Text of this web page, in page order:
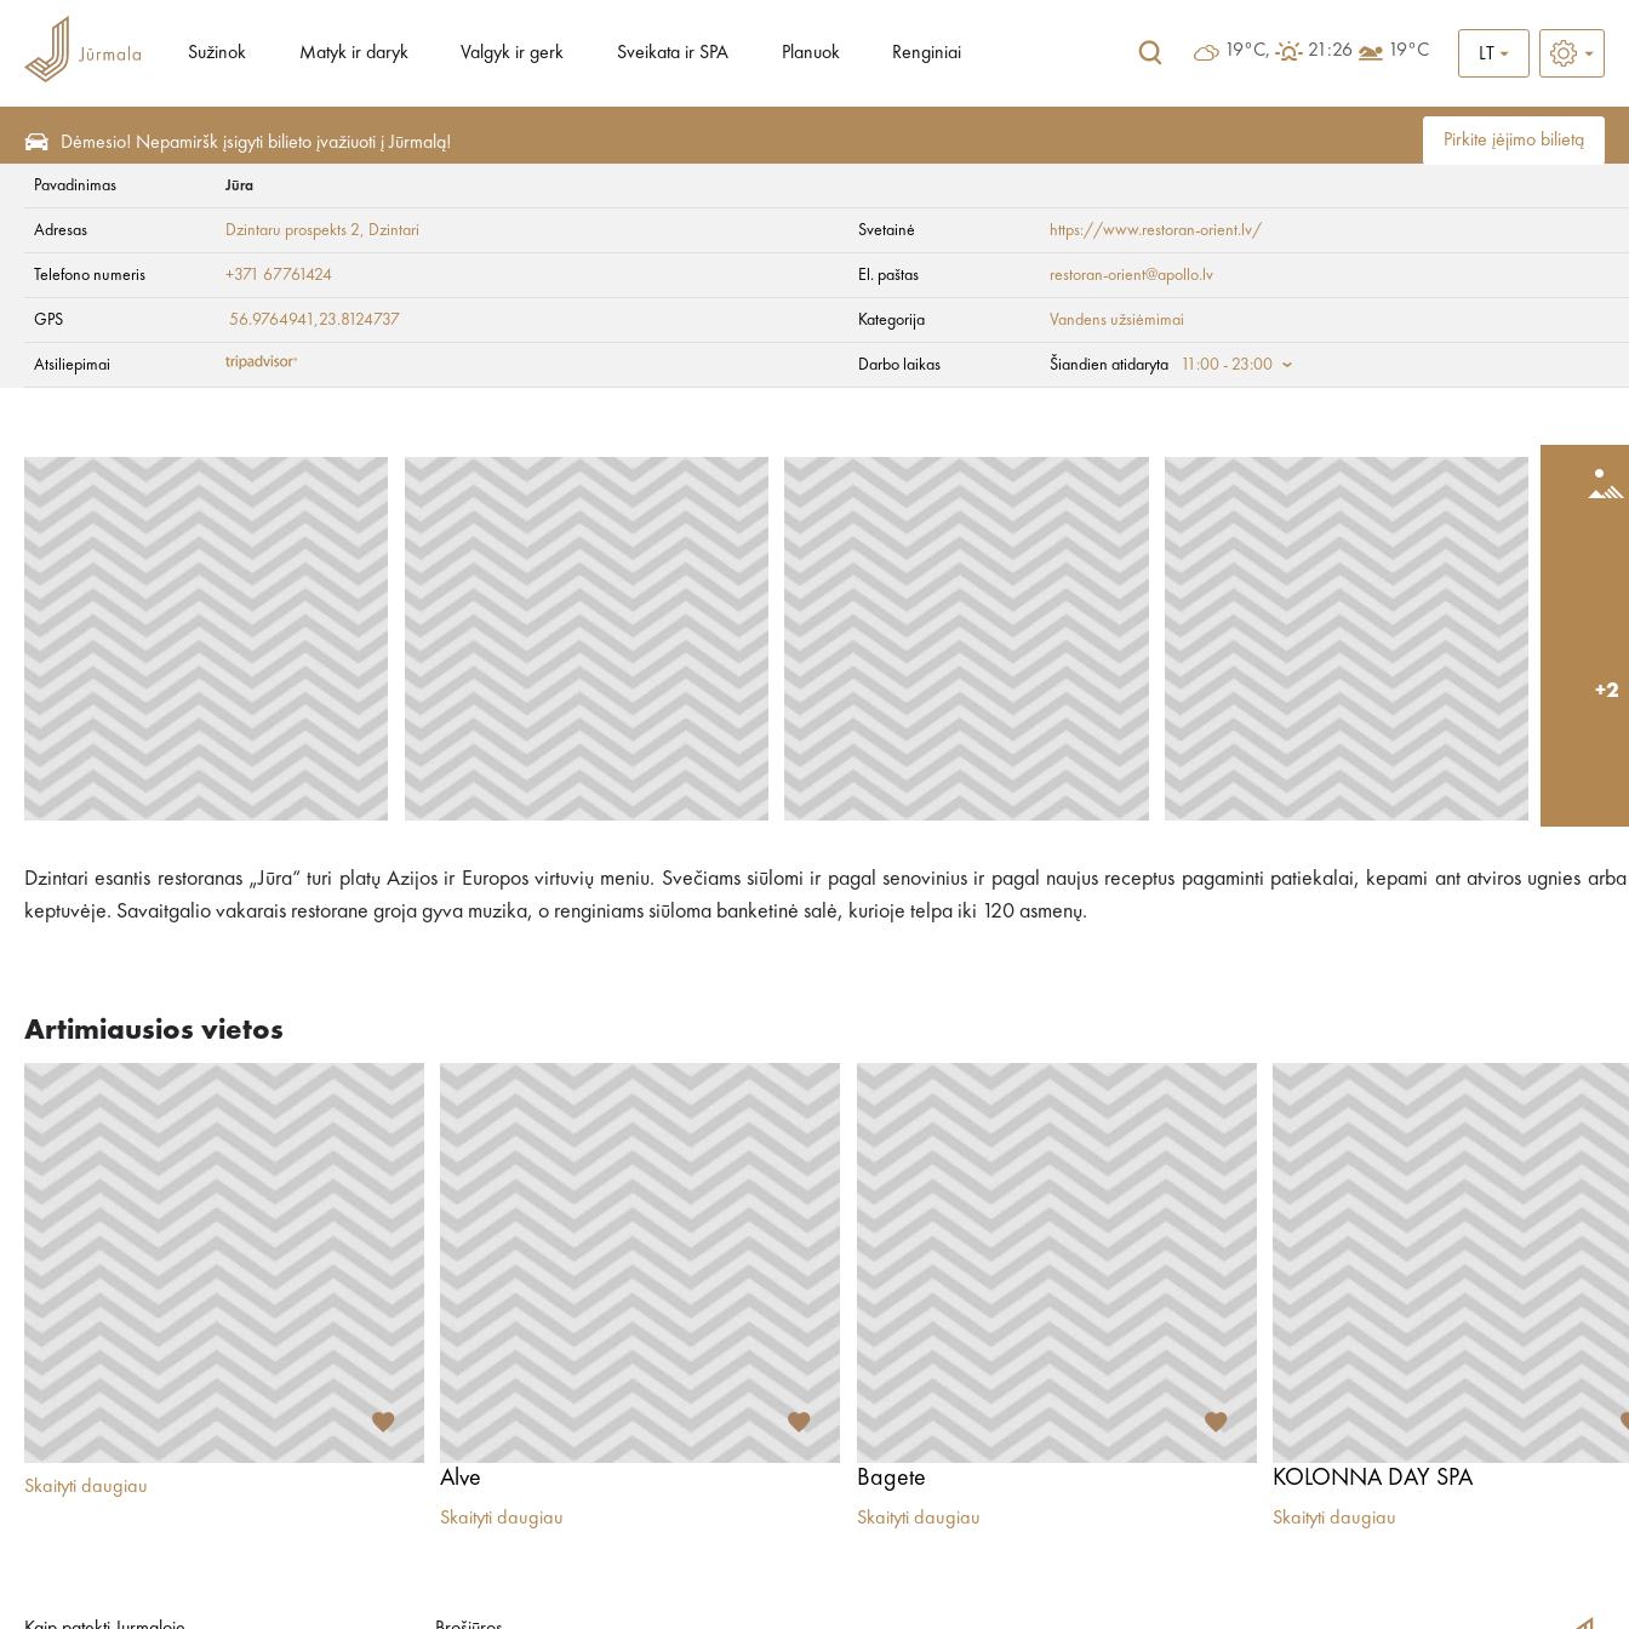
Sužinok Matyk ir daryk Valgyk ir gerk Sveikata ir SPA Planuok Renginiai 19°C, 21:26 19°C LT
Dėmesio! Nepamiršk įsigyti bilieto įvažiuoti į Jūrmalą! Pirkite įėjimo bilietą
Jūra
Pavadinimas Jūra
Adresas Dzintaru prospekts 2, Dzintari Svetainė https://www.restoran-orient.lv/
Telefono numeris +371 67761424 El. paštas restoran-orient@apollo.lv
GPS 56.9764941,23.8124737 Kategorija Vandens užsiėmimai
Atsiliepimai Darbo laikas Šiandien atidaryta 11:00 - 23:00
+2
Dzintari esantis restoranas „Jūra“ turi platų Azijos ir Europos virtuvių meniu. Svečiams siūlomi ir pagal senovinius ir pagal naujus receptus pagaminti patiekalai, kepami ant atviros ugnies
keptuvėje. Savaitgalio vakarais restorane groja gyva muzika, o renginiams siūloma banketinė salė, kurioje telpa iki 120 asmenų.
Artimiausios vietos
Skaityti daugiau Alve
Skaityti daugiau
Bagete
Skaityti daugiau
KOLONNA DAY SPA
Skaityti daugiau